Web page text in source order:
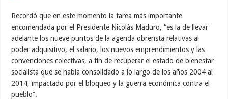
Recordó que en este momento la tarea más importante
encomendada por el Presidente Nicolás Maduro, “es la de llevar
adelante los nueve puntos de la agenda obrerista relativas al
poder adquisitivo, el salario, los nuevos emprendimientos y las
convenciones colectivas, a fin de recuperar el estado de bienestar
socialista que se había consolidado a lo largo de los años 2004 al
2014, impactado por el bloqueo y la guerra económica contra el
pueblo”.